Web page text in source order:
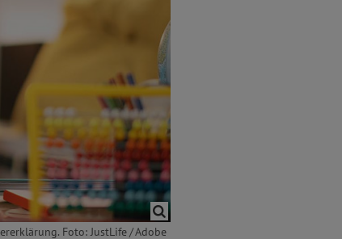
Foto: JustLife / Adobe